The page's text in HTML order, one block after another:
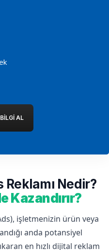
AL
Nedir?
Kazandırır?
işletmenizin ürün veya
anda potansiyel
en hızlı dijital reklam